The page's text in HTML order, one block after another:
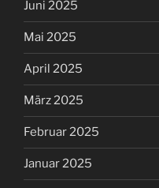
Juni 2025
Mai 2025
April 2025
März 2025
Februar 2025
Januar 2025